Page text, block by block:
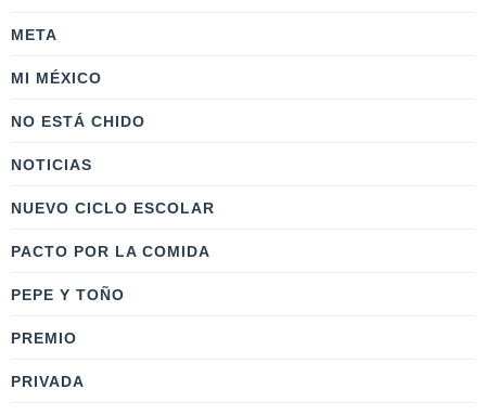
META
MI MÉXICO
NO ESTÁ CHIDO
NOTICIAS
NUEVO CICLO ESCOLAR
PACTO POR LA COMIDA
PEPE Y TOÑO
PREMIO
PRIVADA